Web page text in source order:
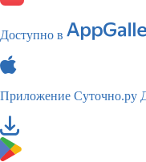
Доступно в
Приложение Суточно.ру